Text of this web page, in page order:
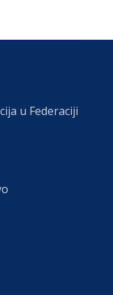
u Federaciji